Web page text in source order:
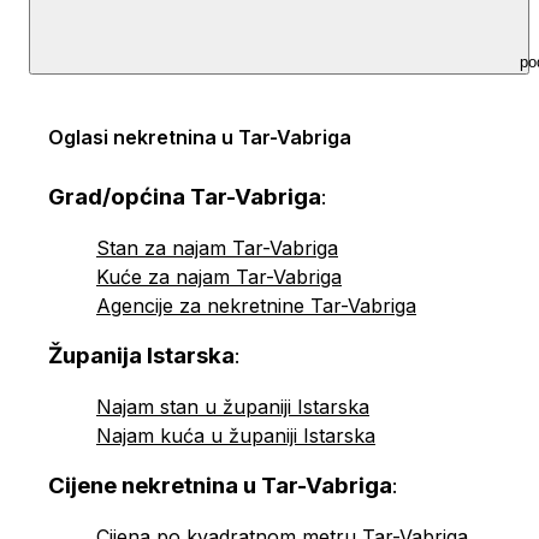
Oglasi nekretnina u Tar-Vabriga
Grad/općina Tar-Vabriga:
Stan za najam Tar-Vabriga
Kuće za najam Tar-Vabriga
Agencije za nekretnine Tar-Vabriga
Županija Istarska:
Najam stan u županiji Istarska
Najam kuća u županiji Istarska
Cijene nekretnina u Tar-Vabriga: